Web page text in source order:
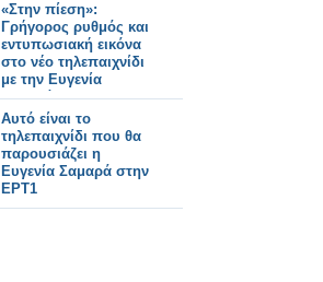
«Στην πίεση»:
Γρήγορος ρυθμός και
εντυπωσιακή εικόνα
στο νέο τηλεπαιχνίδι
με την Ευγενία
Σαμαρά
Αυτό είναι το
τηλεπαιχνίδι που θα
παρουσιάζει η
Ευγενία Σαμαρά στην
ΕΡΤ1